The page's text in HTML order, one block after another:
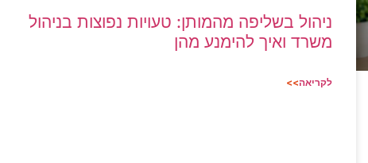
ניהול בשליפה מהמותן: טעויות נפוצות בניהול
משרד ואיך להימנע מהן
לקריאה>>